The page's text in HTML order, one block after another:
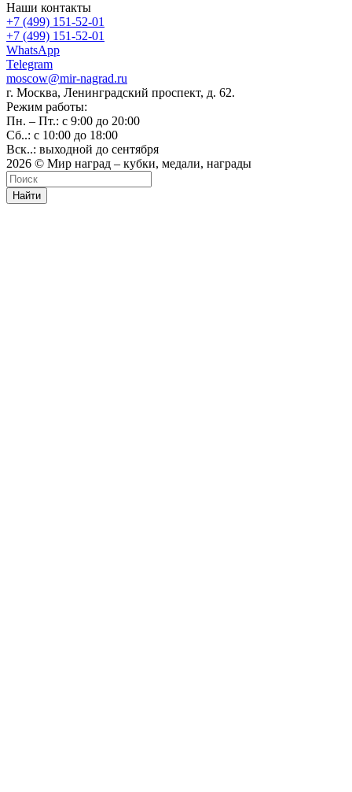
Наши контакты
+7 (499) 151-52-01
+7 (499) 151-52-01
WhatsApp
Telegram
moscow@mir-nagrad.ru
г. Москва, Ленинградский проспект, д. 62.
Режим работы:
Пн. – Пт.: с 9:00 до 20:00
Сб..: с 10:00 до 18:00
Вск..: выходной до сентября
2026 © Мир наград – кубки, медали, награды
Найти